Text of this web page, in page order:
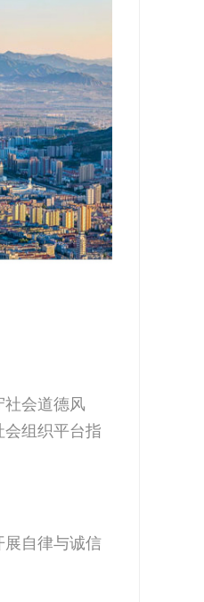
会道德风
组织平台指
展自律与诚信